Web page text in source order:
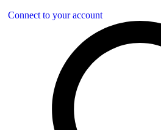
Connect to your account